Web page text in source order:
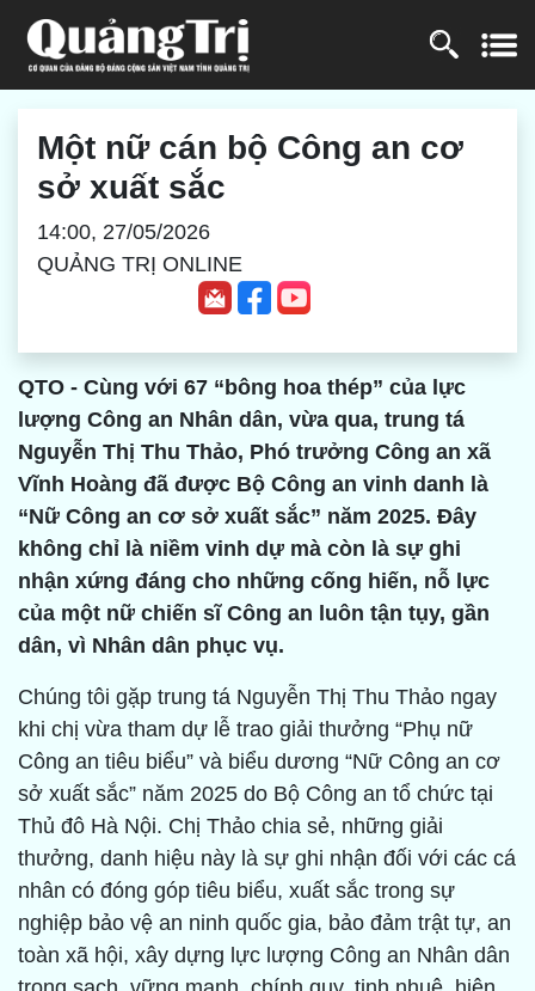
Một nữ cán bộ Công an cơ
sở xuất sắc
14:00, 27/05/2026
QUẢNG TRỊ ONLINE
QTO - Cùng với 67 “bông hoa thép” của lực
lượng Công an Nhân dân, vừa qua, trung tá
Nguyễn Thị Thu Thảo, Phó trưởng Công an xã
Vĩnh Hoàng đã được Bộ Công an vinh danh là
“Nữ Công an cơ sở xuất sắc” năm 2025. Đây
không chỉ là niềm vinh dự mà còn là sự ghi
nhận xứng đáng cho những cống hiến, nỗ lực
của một nữ chiến sĩ Công an luôn tận tụy, gần
dân, vì Nhân dân phục vụ.
Chúng tôi gặp trung tá Nguyễn Thị Thu Thảo ngay
khi chị vừa tham dự lễ trao giải thưởng “Phụ nữ
Công an tiêu biểu” và biểu dương “Nữ Công an cơ
sở xuất sắc” năm 2025 do Bộ Công an tổ chức tại
Thủ đô Hà Nội. Chị Thảo chia sẻ, những giải
thưởng, danh hiệu này là sự ghi nhận đối với các cá
nhân có đóng góp tiêu biểu, xuất sắc trong sự
nghiệp bảo vệ an ninh quốc gia, bảo đảm trật tự, an
toàn xã hội, xây dựng lực lượng Công an Nhân dân